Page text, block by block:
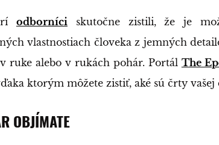
odborníciskutočne zistili, že je
vlastnostiach človeka z jemných
ruke alebo v rukách pohár. Portál The
ktorým môžete zistiť, aké sú črty vašej
OBJÍMATE